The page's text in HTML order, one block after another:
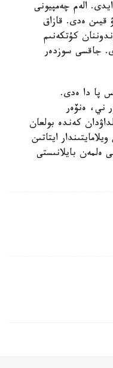
الەم چەمپيونى
قيىن ەدى. قازاق
كۇتكەنىم
جاقسى سوزدەر
پا دا ەدى.
ني، ەنۆەر
كەندە بولعان
ايتاتىن
ەلمەن بايلانىستى